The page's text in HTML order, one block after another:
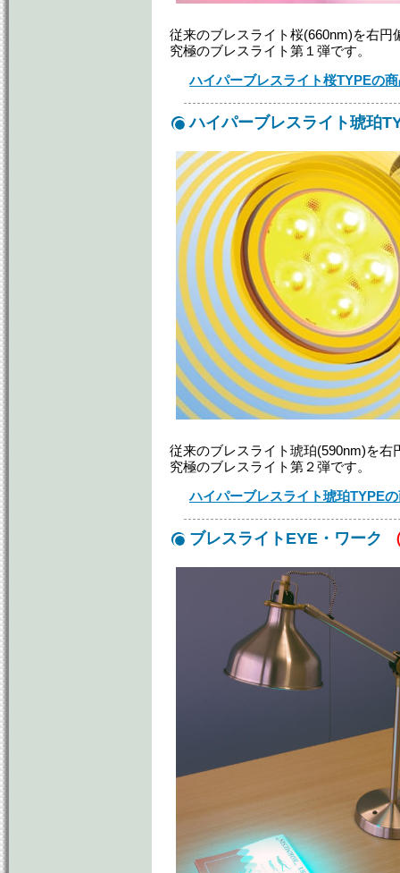
従来のブレスライト桜(660nm)を右円
究極のブレスライト第１弾です。
ハイパーブレスライト桜TYPEの
ハイパーブレスライト琥珀
従来のブレスライト琥珀(590nm)を右
究極のブレスライト第２弾です。
ハイパーブレスライト琥珀TYPE
ブレスライトEYE・ワーク